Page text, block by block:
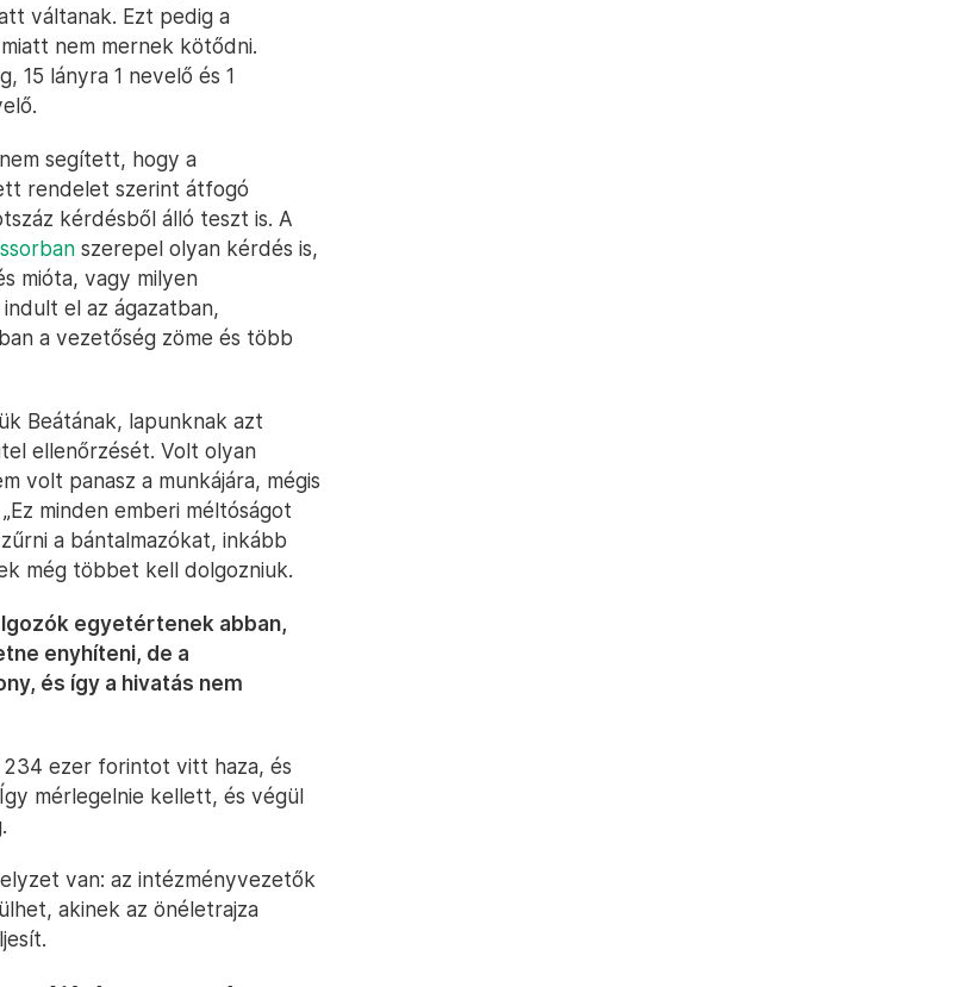
váltanak. Ezt pedig a
nem mernek kötődni.
15 lányra 1 nevelő és 1
segített, hogy a
rendelet szerint átfogó
kérdésből álló teszt is. A
szerepel olyan kérdés is,
mióta, vagy milyen
el az ágazatban,
a vezetőség zöme és több
Beátának, lapunknak azt
ellenőrzését. Volt olyan
volt panasz a munkájára, mégis
minden emberi méltóságot
a bántalmazókat, inkább
még többet kell dolgozniuk.
egyetértenek abban,
enyhíteni, de a
és így a hivatás nem
ezer forintot vitt haza, és
mérlegelnie kellett, és végül
van: az intézményvezetők
akinek az önéletrajza